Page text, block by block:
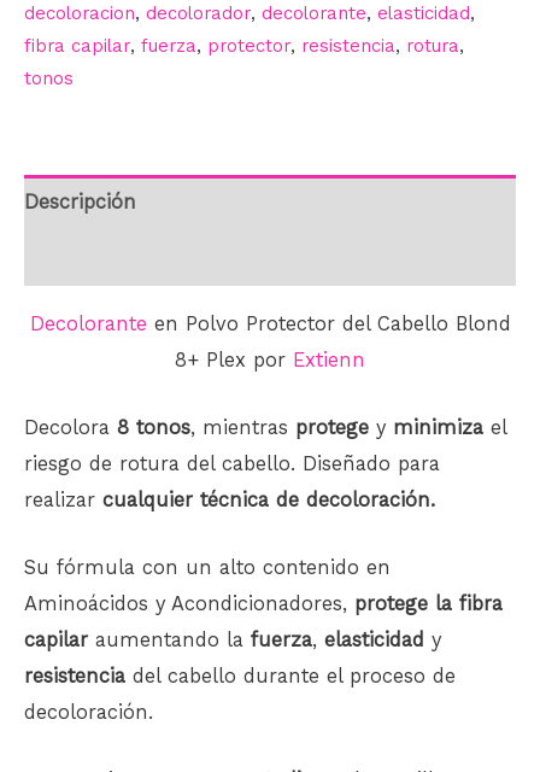
decoloracion, decolorador, decolorante, elasticidad,
fibra capilar, fuerza, protector, resistencia, rotura,
tonos
Descripción
Decolorante en Polvo Protector del Cabello Blond
8+ Plex por Extienn
Decolora 8 tonos, mientras protege y minimiza el
riesgo de rotura del cabello. Diseñado para
realizar cualquier técnica de decoloración.
Su fórmula con un alto contenido en
Aminoácidos y Acondicionadores, protege la fibra
capilar aumentando la fuerza, elasticidad y
resistencia del cabello durante el proceso de
decoloración.